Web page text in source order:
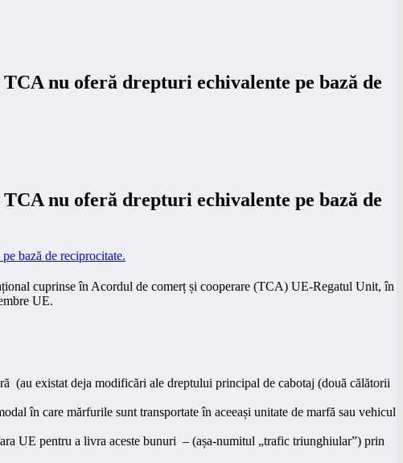
nu oferă drepturi echivalente pe bază de
nu oferă drepturi echivalente pe bază de
cuprinse în Acordul de comerț și cooperare (TCA) UE-Regatul Unit, în
UE.
(au existat deja modificări ale dreptului principal de cabotaj (două călătorii
în care mărfurile sunt transportate în aceeași unitate de marfă sau vehicul
UE pentru a livra aceste bunuri – (așa-numitul „trafic triunghiular”) prin